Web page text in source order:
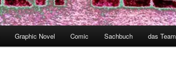
Graphic Novel Comic Sachbuch das Team